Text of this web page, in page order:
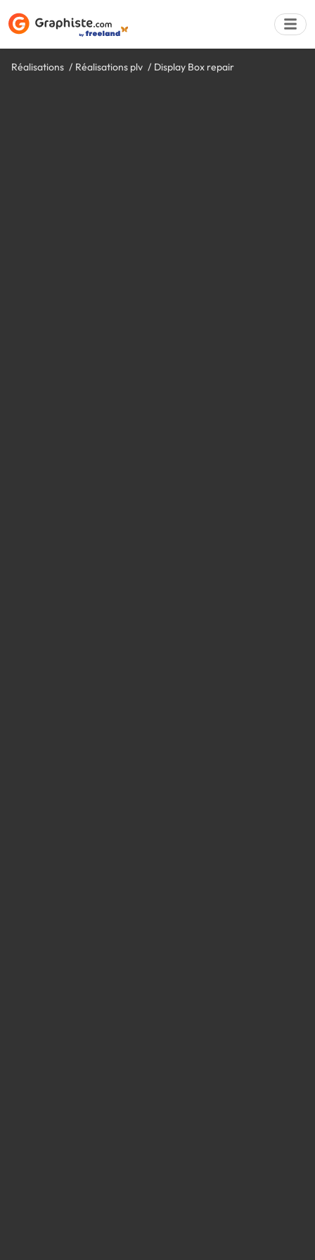
Réalisations Réalisations plv Display Box repair